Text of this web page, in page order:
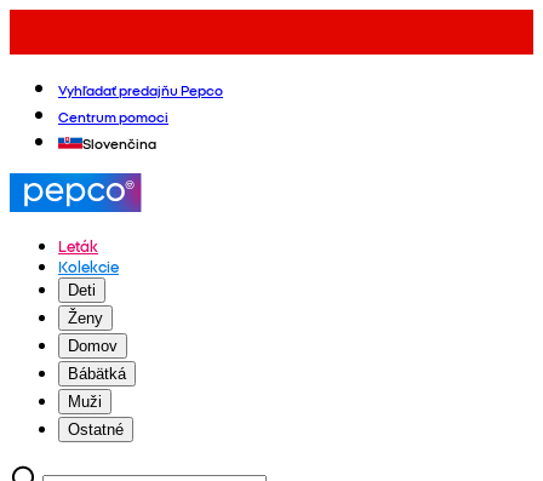
Vyhľadať predajňu Pepco
Centrum pomoci
Slovenčina
Leták
Kolekcie
Deti
Ženy
Domov
Bábätká
Muži
Ostatné